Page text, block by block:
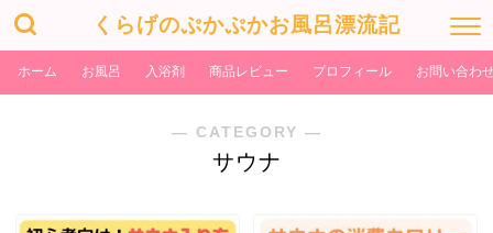
くらげのぷかぷかお風呂漂流記
ホーム お風呂 入浴剤 商品レビュー プロフィール お問い合わ
― CATEGORY ―
サウナ